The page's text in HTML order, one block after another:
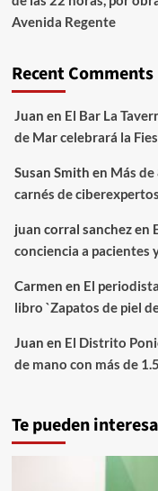
Avenida Regente
Recent Comments
Juan en El Bar La
de Mar celebrará la
Susan Smith en Más
carnés de ciberexpertos
juan corral sanchezen
conciencia a pacientes
Carmen en El
libro `Zapatos de piel
Juan en El Distrito
de mano con más de
Te pueden